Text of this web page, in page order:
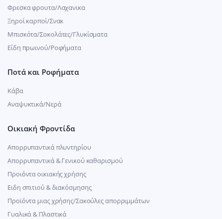
Φρεσκα φρουτα/Λαχανικα
Ξηροί καρποί/Σνακ
Μπισκότα/Σοκολάτες/Γλυκίσματα
Είδη πρωινού/Ροφήματα
Ποτά και Ροφήματα
Κάβα
Αναψυκτικά/Νερά
Οικιακή Φροντίδα
Απορρυπαντικά πλυντηρίου
Απορρυπαντικά & Γενικού καθαρισμού
Προιόντα οικιακής χρήσης
Ειδη σπιτιού & διακόσμησης
Προϊόντα μιας χρήσης/Σακούλες απορριμμάτων
Γυαλικά & Πλαστικά